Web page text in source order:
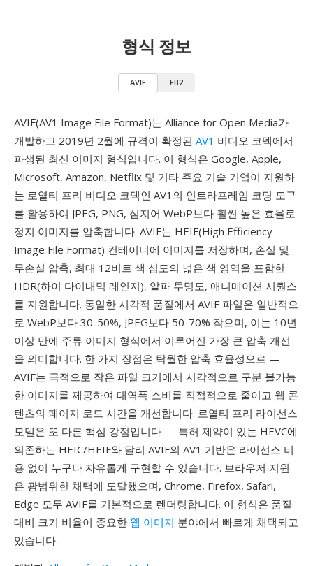
형식 정보
AVIF FB2
AVIF(AV1 Image File Format)는 Alliance for Open Media가
개발하고 2019년 2월에 규격이 확정된 AV1 비디오 코덱에서
파생된 최신 이미지 형식입니다. 이 형식은 Google, Apple,
Microsoft, Amazon, Netflix 및 기타 주요 기술 기업이 지원하
는 로열티 프리 비디오 코덱인 AV1의 인트라프레임 코딩 도구
를 활용하여 JPEG, PNG, 심지어 WebP보다 훨씬 높은 효율로
정지 이미지를 압축합니다. AVIF는 HEIF(High Efficiency
Image File Format) 컨테이너에 이미지를 저장하며, 손실 및
무손실 압축, 최대 12비트 색 심도의 넓은 색 영역을 포함한
HDR(하이 다이내믹 레인지), 알파 투명도, 애니메이션 시퀀스
를 지원합니다. 동일한 시각적 품질에서 AVIF 파일은 일반적으
로 WebP보다 30-50%, JPEG보다 50-70% 작으며, 이는 10년
이상 만에 주류 이미지 형식에서 이루어진 가장 큰 압축 개선
을 의미합니다. 한 가지 장점은 탁월한 압축 효율성으로 —
AVIF는 극적으로 작은 파일 크기에서 시각적으로 구분 불가능
한 이미지를 제공하여 대역폭 소비를 직접적으로 줄이고 웹 콘
텐츠의 페이지 로드 시간을 개선합니다. 로열티 프리 라이선스
모델은 또 다른 핵심 강점입니다 — 특허 제약이 있는 HEVC에
의존하는 HEIC/HEIF와 달리 AVIF의 AV1 기반은 라이선스 비
용 없이 누구나 자유롭게 구현할 수 있습니다. 브라우저 지원
은 광범위한 채택에 도달했으며, Chrome, Firefox, Safari,
Edge 모두 AVIF를 기본적으로 렌더링합니다. 이 형식은 품질
대비 크기 비율이 중요한 웹 이미지 분야에서 빠르게 채택되고
있습니다.